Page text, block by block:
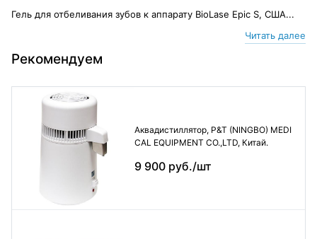
Гель для отбеливания зубов к аппарату BioLase Epic S, CША...
Читать далее
Рекомендуем
Аквадистиллятор, P&T (NINGBO) MEDI
CAL EQUIPMENT CO.,LTD, Китай.
9 900 руб./шт